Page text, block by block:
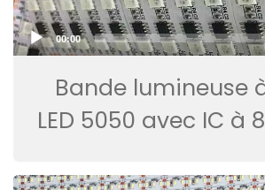
00:00
Bande lumineuse
LED 5050 avec IC à
Video